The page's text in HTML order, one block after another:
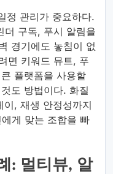
정 관리가 중요하다.
더 구독, 푸시 알림을
경기에도 놓침이 없
면 키워드 뮤트, 푸
플랫폼을 사용할
도 방법이다. 화질
, 재생 안정성까지
게 맞는 조합을 빠
: 멀티뷰, 알